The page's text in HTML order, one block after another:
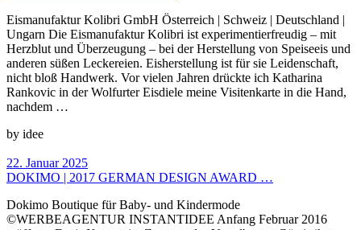
Eismanufaktur Kolibri GmbH Österreich | Schweiz | Deutschland |
Ungarn Die Eismanufaktur Kolibri ist experimentierfreudig – mit
Herzblut und Überzeugung – bei der Herstellung von Speiseeis und
anderen süßen Leckereien. Eisherstellung ist für sie Leidenschaft,
nicht bloß Handwerk. Vor vielen Jahren drückte ich Katharina
Rankovic in der Wolfurter Eisdiele meine Visitenkarte in die Hand,
nachdem …
by idee
22. Januar 2025
DOKIMO | 2017 GERMAN DESIGN AWARD …
Dokimo Boutique für Baby- und Kindermode
©WERBEAGENTUR INSTANTIDEE Anfang Februar 2016